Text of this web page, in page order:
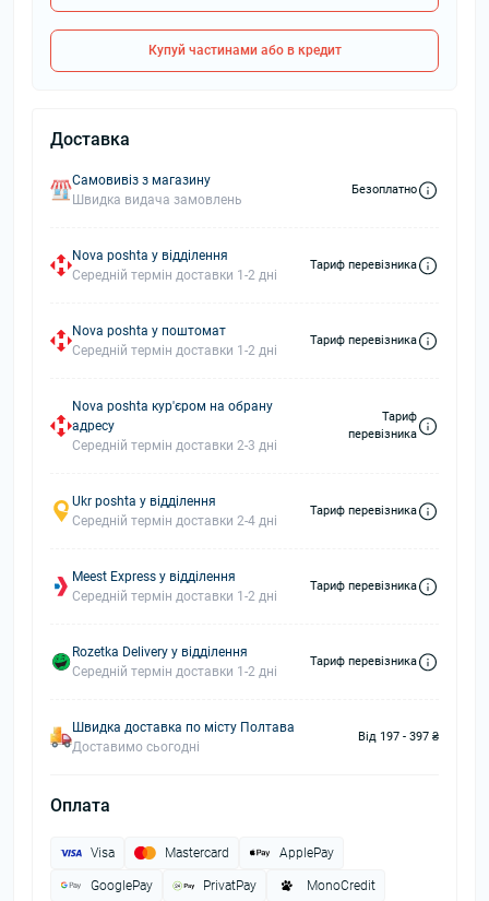
Купуй частинами або в кредит
Доставка
Самовивіз з магазину
Швидка видача замовлень
Безоплатно
Nova poshta у відділення
Середній термін доставки 1-2 дні
Тариф перевізника
Nova poshta у поштомат
Середній термін доставки 1-2 дні
Тариф перевізника
Nova poshta кур'єром на обрану
адресу
Середній термін доставки 2-3 дні
Тариф
перевізника
Ukr poshta у відділення
Середній термін доставки 2-4 дні
Тариф перевізника
Meest Express у відділення
Середній термін доставки 1-2 дні
Тариф перевізника
Rozetka Delivery у відділення
Середній термін доставки 1-2 дні
Тариф перевізника
Швидка доставка по місту Полтава
Доставимо сьогодні
Від 197 - 397 ₴
Оплата
Visa Mastercard ApplePay
GooglePay PrivatPay MonoCredit